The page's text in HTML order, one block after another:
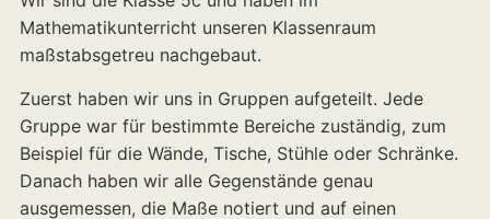
Mathematikunterricht unseren Klassenraum
maßstabsgetreu nachgebaut.
Zuerst haben wir uns in Gruppen aufgeteilt. Jede
Gruppe war für bestimmte Bereiche zuständig, zum
Beispiel für die Wände, Tische, Stühle oder Schränke.
Danach haben wir alle Gegenstände genau
ausgemessen, die Maße notiert und auf einen